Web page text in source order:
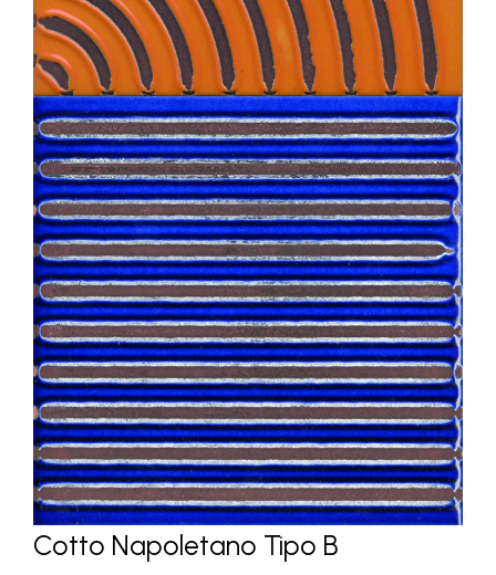
Cotto Napoletano Tipo B